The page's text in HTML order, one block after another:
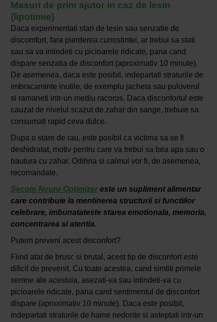
Masuri de prim ajutor in caz de lesin
(lipotimie)
Daca experimentati stari de lesin sau senzatie de
discomfort, fara pierderea cunostintei, ar trebui sa stati
sau sa va intindeti cu picioarele ridicate, pana cand
dispare senzatia de disconfort (aproximativ 10 minute).
De asemenea, daca este posibil, indepartati straturile de
imbracaminte inutile, de exemplu jacheta sau puloverul
si ramaneti intr-un mediu racoros. Daca disconfortul este
cauzat de nivelul scazut de zahar din sange, trebuie sa
consumati rapid ceva dulce.
Dupa o stare de rau, este posibil ca victima sa se fi
deshidratat, motiv pentru care va trebui sa bea apa sau o
bautura cu zahar. Odihna si calmul vor fi, de asemenea,
recomandate.
Secom Neuro Optimizereste un supliment alimentar
care contribuie la mentinerea structurii si functiilor
celebrare, imbunatateste starea emotionala, memoria,
concentrarea si atentia.
Putem preveni acest disconfort?
Fiind atat de brusc si brutal, acest tip de disconfort este
dificil de prevenit. Cu toate acestea, cand simtiti primele
semne ale acestuia, asezati-va sau intindeti-va cu
picioarele ridicate, pana cand sentimentul de disconfort
dispare (aproximativ 10 minute). Daca este posibil,
indepartati straturile de haine nedorite si asteptati intr-un